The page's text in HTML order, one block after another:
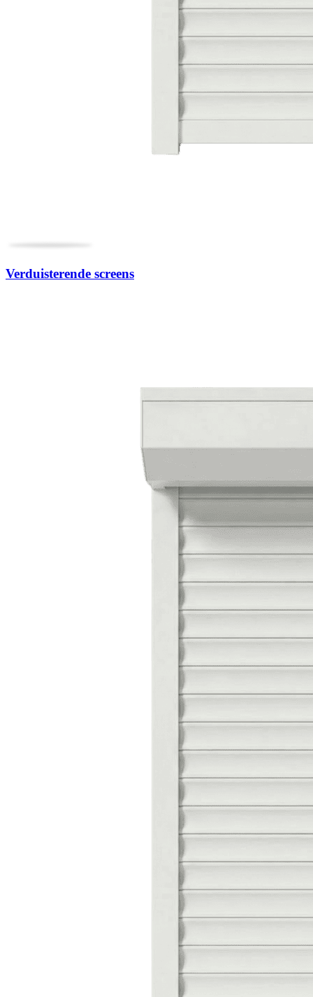
Verduisterende screens